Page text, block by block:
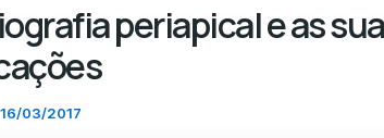
periapical e as
16/03/2017